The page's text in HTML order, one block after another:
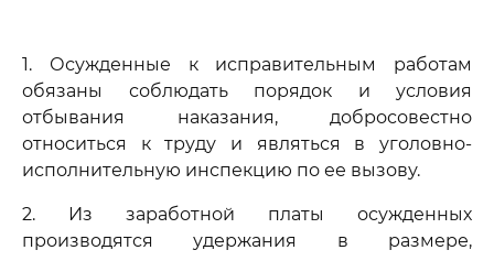
1. Осужденные к исправительным работам
обязаны соблюдать порядок и условия
отбывания наказания, добросовестно
относиться к труду и являться в уголовно-
исполнительную инспекцию по ее вызову.
2. Из заработной платы осужденных
производятся удержания в размере,